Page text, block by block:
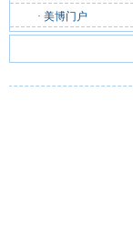
· 美博门户